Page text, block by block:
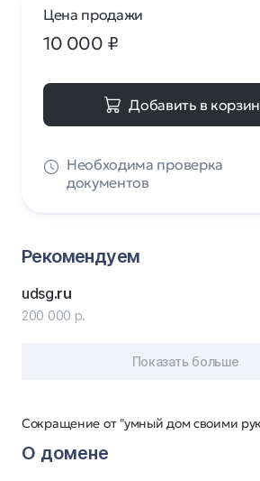
Сокращение от "умный дом своими
О домене
Цена продажи
10 000 ₽
Добавить в
Необходима проверка
документов
Рекомендуем
udsg.ru
200 000 р.
Показать больше